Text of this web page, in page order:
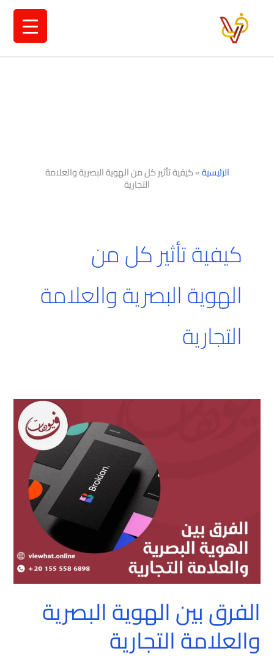
الرئيسية»كيفية تأثير كل من الهوية البصرية والعلامة
التجارية
كيفية تأثير كل من
الهوية البصرية والعلامة
التجارية
الفرق بين الهوية البصرية
والعلامة التجارية